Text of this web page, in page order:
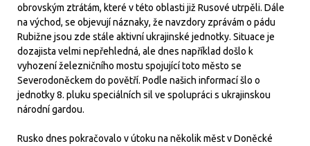
obrovským ztrátám, které v této oblasti již Rusové utrpěli. Dále
na východ, se objevují náznaky, že navzdory zprávám o pádu
Rubižne jsou zde stále aktivní ukrajinské jednotky. Situace je
dozajista velmi nepřehledná, ale dnes například došlo k
vyhození železničního mostu spojující toto město se
Severodoněckem do povětří. Podle našich informací šlo o
jednotky 8. pluku speciálních sil ve spolupráci s ukrajinskou
národní gardou.
Rusko dnes pokračovalo v útoku na několik měst v Doněcké